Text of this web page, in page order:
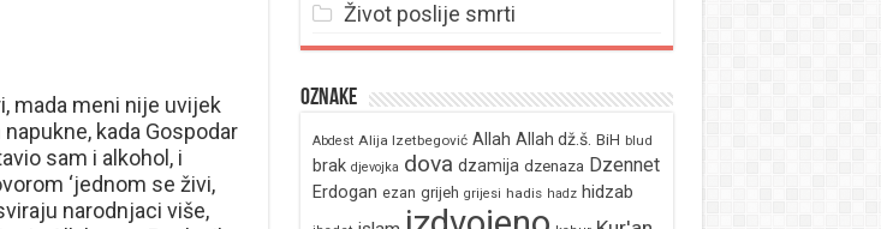
mada meni nije uvijek
kada Gospodar
sam i alkohol, i
‘jednom se živi,
narodnjaci više,
Život poslije smrti
Oznake
Abdest Alija Izetbegović Allah Allah dž.š. BiH blud
brak djevojka dova dzamija dzenaza Dzennet
Erdogan ezan grijeh grijesi hadis hadz hidzab